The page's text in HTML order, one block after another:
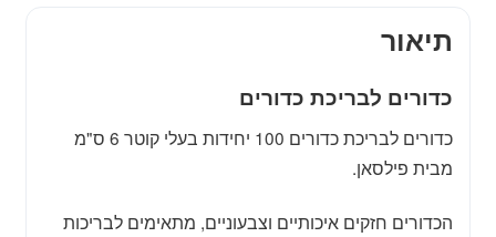
תיאור
כדורים לבריכת כדורים
כדורים לבריכת כדורים 100 יחידות בעלי קוטר 6 ס"מ
מבית פילסאן.
הכדורים חזקים איכותיים וצבעוניים, מתאימים לבריכות